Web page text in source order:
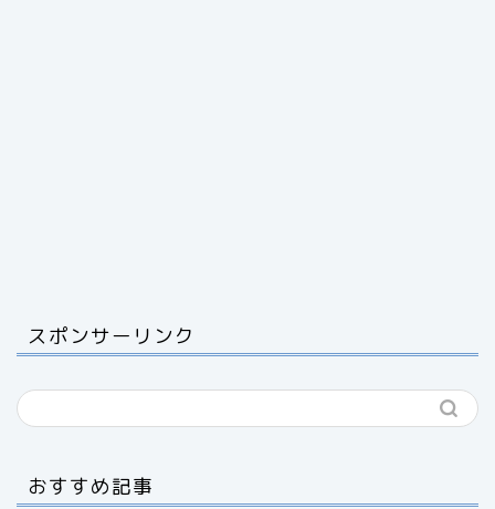
スポンサーリンク
おすすめ記事